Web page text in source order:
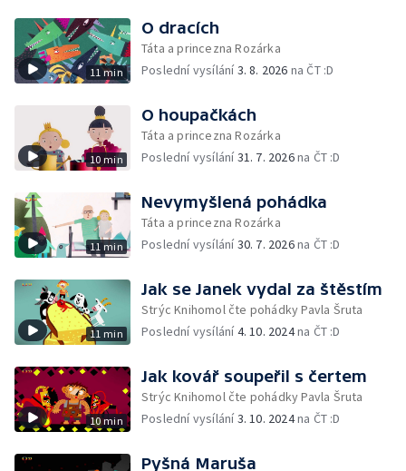
11 min
O dracích
Táta a princezna Rozárka
Poslední vysílání3. 8. 2026 na ČT :D
10 min
O houpačkách
Táta a princezna Rozárka
Poslední vysílání31. 7. 2026na ČT :D
11 min
Nevymyšlená pohádka
Táta a princezna Rozárka
Poslední vysílání30. 7. 2026na ČT :D
11 min
Jak se Janek vydal za štěstím
Strýc Knihomol čte pohádky Pavla Šruta
Poslední vysílání4. 10. 2024na ČT :D
10 min
Jak kovář soupeřil s čertem
Strýc Knihomol čte pohádky Pavla Šruta
Poslední vysílání3. 10. 2024na ČT :D
Pyšná Maruša